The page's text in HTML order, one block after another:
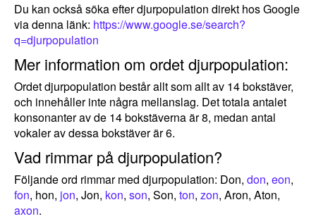
Du kan också söka efter djurpopulation direkt hos Google
via denna länk: https://www.google.se/search?
q=djurpopulation
Mer information om ordet djurpopulation:
Ordet djurpopulation består allt som allt av 14 bokstäver,
och innehåller inte några mellanslag. Det totala antalet
konsonanter av de 14 bokstäverna är 8, medan antal
vokaler av dessa bokstäver är 6.
Vad rimmar på djurpopulation?
Följande ord rimmar med djurpopulation: Don, don, eon,
fon, hon, jon, Jon, kon, son, Son, ton, zon, Aron, Aton,
axon.